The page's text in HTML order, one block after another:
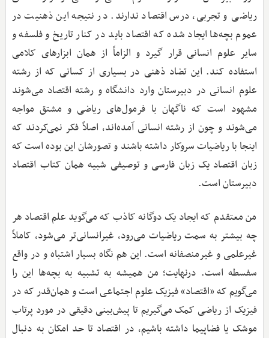
ریاضی و تجربی، درس اقتصاد ندارند. در نتیجه این ذهنیت در
عموم بچه‌ها ایجاد شده که اقتصاد باید در کنار تاریخ و فلسفه و
سایر علوم انسانی قرار گیرد و الزاماً از همان ابزارهای کلامی
استفاده کند. این تضاد ذهنی در بسیاری از کسانی که از رشته
علوم انسانی در دبیرستان وارد دانشگاه و رشته اقتصاد می‌شوند
مشهود است که ناگهان با فرمول‌های ریاضی و مشتق مواجه
می‌شوند و چون از رشته انسانی آمده‌اند، اصلاً فکر نمی‌کردند که
اینجا با ریاضیات سروکار داشته باشند و تصورشان این بوده است که
زبان اقتصاد یک زبان فارسی و توصیفی شبیه همان کتاب اقتصاد
دبیرستان است.
من معتقدم که ایجاد یک دوگانه کاذب که می‌گوید علم اقتصاد هر
چه بیشتر به سمت ریاضیات می‌رود، غیرانسانی‌تر می‌شود، کاملاً
غیرعلمی و غیرمنصفانه است. این هم نگاه بسیار اشتباه و در واقع
سفسطه است. درنهایت؛ من همیشه به تشبیه به بچه‌ها این را
می‌گویم که «اقتصاد» فیزیک علوم اجتماعی است و همان‌قدر که در
فیزیک از ریاضی کمک می‌گیریم تا پیش‌بینی دقیقی در مورد پرتاب
موشک یا فضاپیما داشته باشیم، در اقتصاد تا حد امکان به دنبال